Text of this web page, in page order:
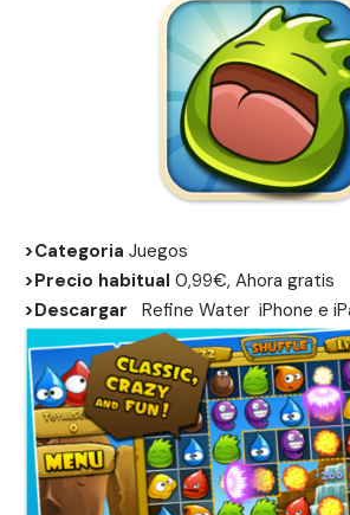
>Categoria Juegos
>Precio habitual 0,99€, Ahora gratis
>Descargar
Refine Water iPhone e